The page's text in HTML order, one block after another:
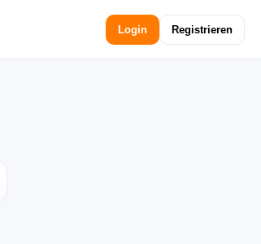
Login Registrieren